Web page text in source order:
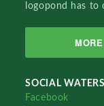
logopond has to
MORE
SOCIAL WATERS
Facebook